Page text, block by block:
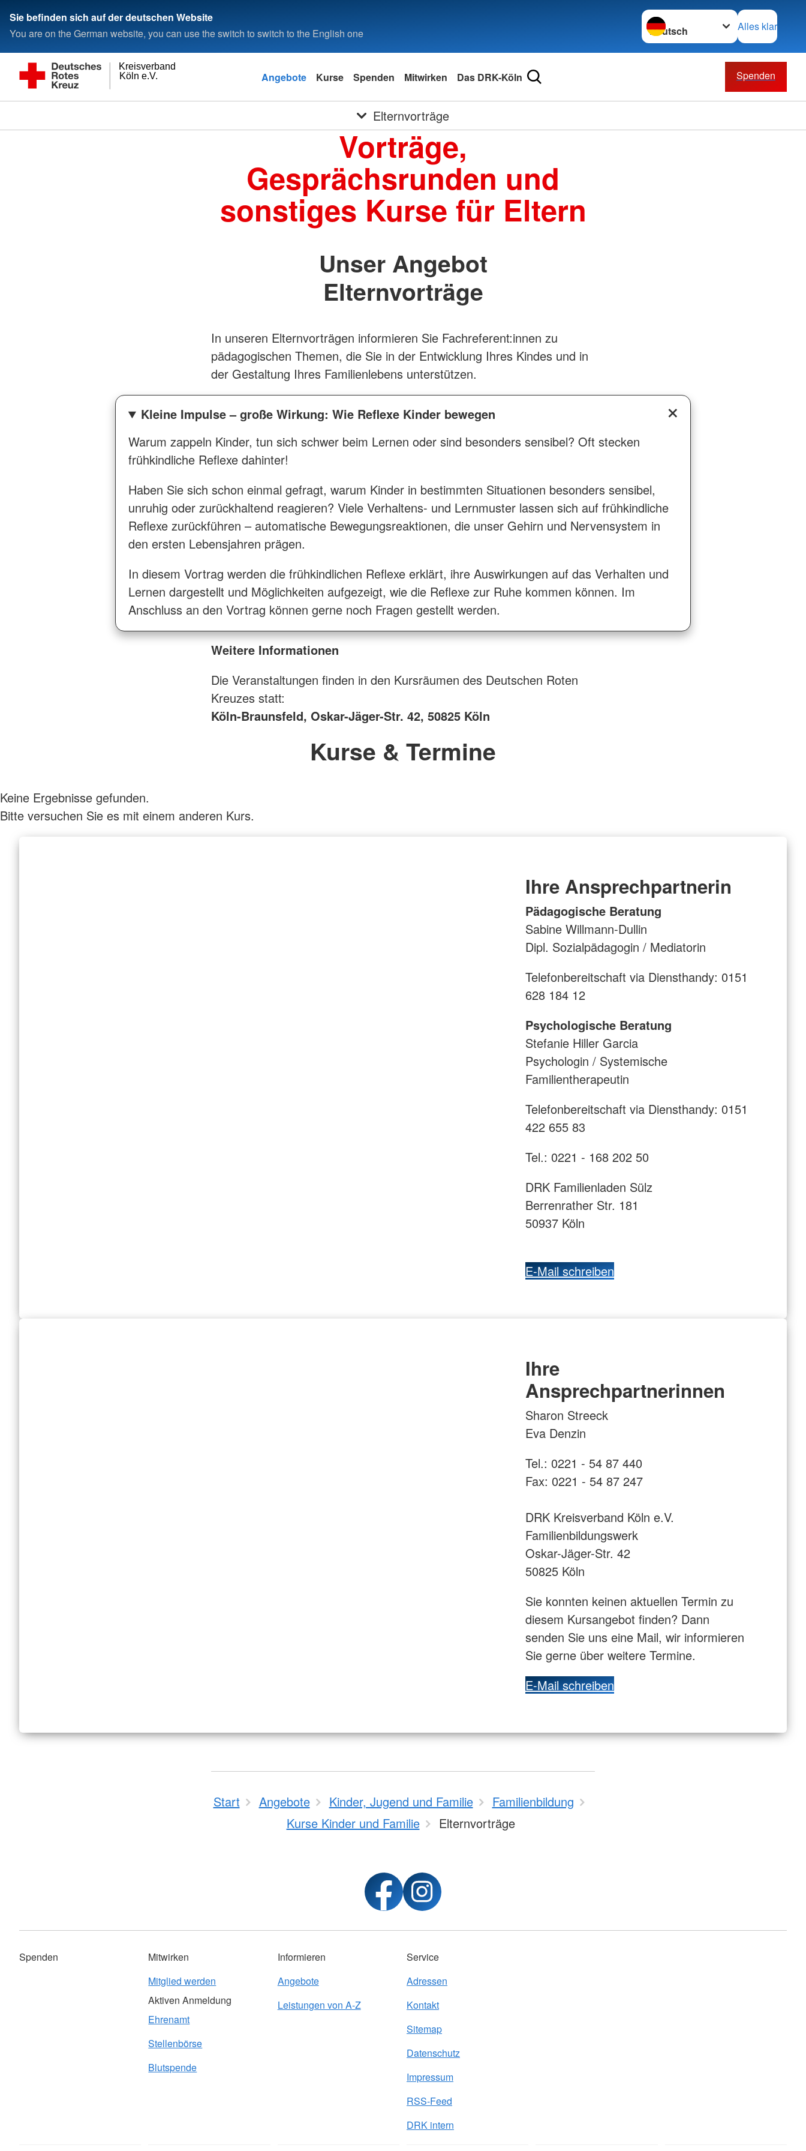
Sie befinden sich auf der deutschen Website
You are on the German website, you can use the switch to switch to the English one
Sprache wechseln zu
Alles klar
Köln e.V.
Kreisverband
Angebote Kurse Spenden Mitwirken Das DRK-Köln Spenden
Elternvorträge
Vorträge,
Gesprächsrunden und
sonstiges Kurse für Eltern
Unser Angebot
Elternvorträge
In unseren Elternvorträgen informieren Sie Fachreferent:innen zu
pädagogischen Themen, die Sie in der Entwicklung Ihres Kindes und in
der Gestaltung Ihres Familienlebens unterstützen.
Kleine Impulse – große Wirkung: Wie Reflexe Kinder bewegen
Warum zappeln Kinder, tun sich schwer beim Lernen oder sind besonders sensibel? Oft stecken
frühkindliche Reflexe dahinter!
Haben Sie sich schon einmal gefragt, warum Kinder in bestimmten Situationen besonders sensibel,
unruhig oder zurückhaltend reagieren? Viele Verhaltens- und Lernmuster lassen sich auf frühkindliche
Reflexe zurückführen – automatische Bewegungsreaktionen, die unser Gehirn und Nervensystem in
den ersten Lebensjahren prägen.
In diesem Vortrag werden die frühkindlichen Reflexe erklärt, ihre Auswirkungen auf das Verhalten und
Lernen dargestellt und Möglichkeiten aufgezeigt, wie die Reflexe zur Ruhe kommen können. Im
Anschluss an den Vortrag können gerne noch Fragen gestellt werden.
Weitere Informationen
Die Veranstaltungen finden in den Kursräumen des Deutschen Roten
Kreuzes statt:
Köln-Braunsfeld, Oskar-Jäger-Str. 42, 50825 Köln
Kurse & Termine
Keine Ergebnisse gefunden.
Bitte versuchen Sie es mit einem anderen Kurs.
Ihre Ansprechpartnerin
Pädagogische Beratung
Sabine Willmann-Dullin
Dipl. Sozialpädagogin / Mediatorin
Telefonbereitschaft via Diensthandy: 0151
628 184 12
Psychologische Beratung
Stefanie Hiller Garcia
Psychologin / Systemische
Familientherapeutin
Telefonbereitschaft via Diensthandy: 0151
422 655 83
Tel.: 0221 - 168 202 50
DRK Familienladen Sülz
Berrenrather Str. 181
50937 Köln
E-Mail schreiben
Ihre
Ansprechpartnerinnen
Sharon Streeck
Eva Denzin
Tel.: 0221 - 54 87 440
Fax: 0221 - 54 87 247
DRK Kreisverband Köln e.V.
Familienbildungswerk
Oskar-Jäger-Str. 42
50825 Köln
Sie konnten keinen aktuellen Termin zu
diesem Kursangebot finden? Dann
senden Sie uns eine Mail, wir informieren
Sie gerne über weitere Termine.
E-Mail schreiben
Start Angebote Kinder, Jugend und Familie
Familienbildung
Kurse Kinder und Familie
Elternvorträge
Spenden
Mitwirken
Mitglied werden
Aktiven Anmeldung
Ehrenamt
Stellenbörse
Blutspende
Informieren
Angebote
Leistungen von A-Z
Service
Adressen
Kontakt
Sitemap
Datenschutz
Impressum
RSS-Feed
DRK intern